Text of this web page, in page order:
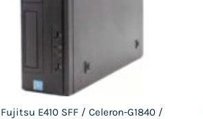
Fujitsu E410 SFF / Celeron-G1840 /